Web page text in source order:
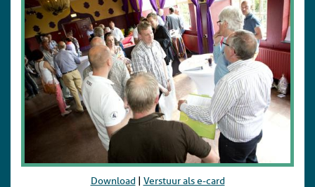
Download| Verstuur als e-card